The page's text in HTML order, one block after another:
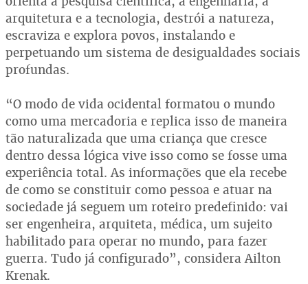
arquitetura e a tecnologia, destrói a natureza,
escraviza e explora povos, instalando e
perpetuando um sistema de desigualdades sociais
profundas.
“O modo de vida ocidental formatou o mundo
como uma mercadoria e replica isso de maneira
tão naturalizada que uma criança que cresce
dentro dessa lógica vive isso como se fosse uma
experiência total. As informações que ela recebe
de como se constituir como pessoa e atuar na
sociedade já seguem um roteiro predefinido: vai
ser engenheira, arquiteta, médica, um sujeito
habilitado para operar no mundo, para fazer
guerra. Tudo já configurado”, considera Ailton
Krenak.